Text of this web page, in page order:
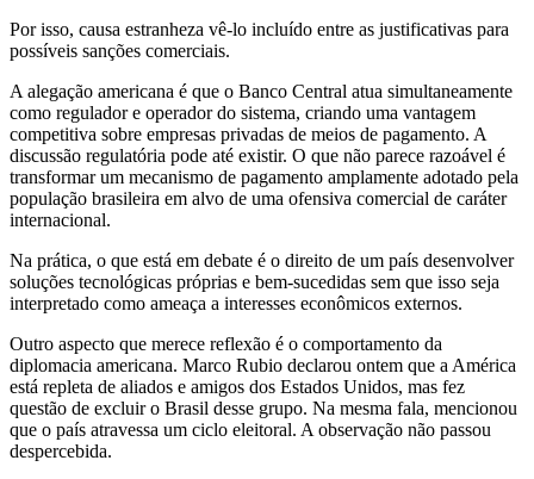
Por isso, causa estranheza vê-lo incluído entre as justificativas para
possíveis sanções comerciais.
A alegação americana é que o Banco Central atua simultaneamente
como regulador e operador do sistema, criando uma vantagem
competitiva sobre empresas privadas de meios de pagamento. A
discussão regulatória pode até existir. O que não parece razoável é
transformar um mecanismo de pagamento amplamente adotado pela
população brasileira em alvo de uma ofensiva comercial de caráter
internacional.
Na prática, o que está em debate é o direito de um país desenvolver
soluções tecnológicas próprias e bem-sucedidas sem que isso seja
interpretado como ameaça a interesses econômicos externos.
Outro aspecto que merece reflexão é o comportamento da
diplomacia americana. Marco Rubio declarou ontem que a América
está repleta de aliados e amigos dos Estados Unidos, mas fez
questão de excluir o Brasil desse grupo. Na mesma fala, mencionou
que o país atravessa um ciclo eleitoral. A observação não passou
despercebida.